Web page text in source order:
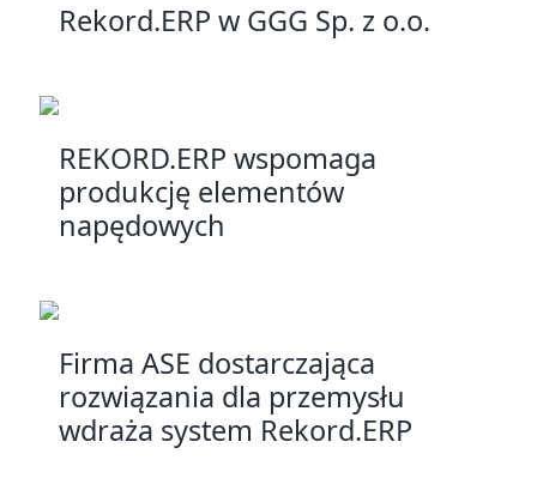
Rekord.ERP w GGG Sp. z o.o.
REKORD.ERP wspomaga
produkcję elementów
napędowych
Firma ASE dostarczająca
rozwiązania dla przemysłu
wdraża system Rekord.ERP